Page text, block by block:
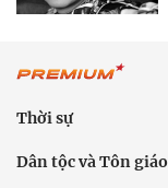
Thời sự
Dân tộc và Tôn giáo